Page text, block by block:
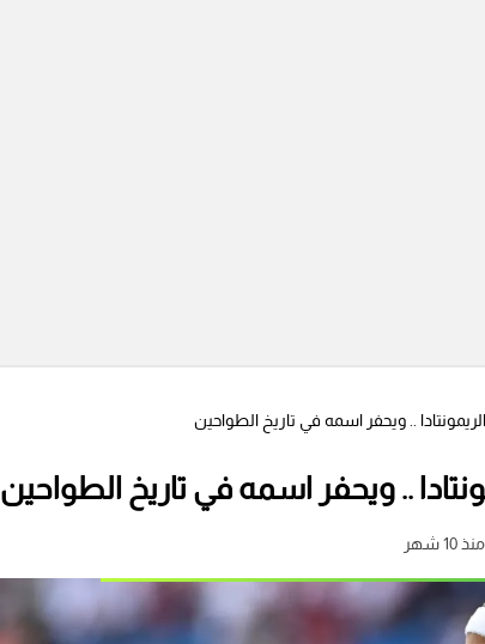
.. ويحفر اسمه في تاريخ الطواحين
.. ويحفر اسمه في تاريخ الطواحين
منذ 10 شهر